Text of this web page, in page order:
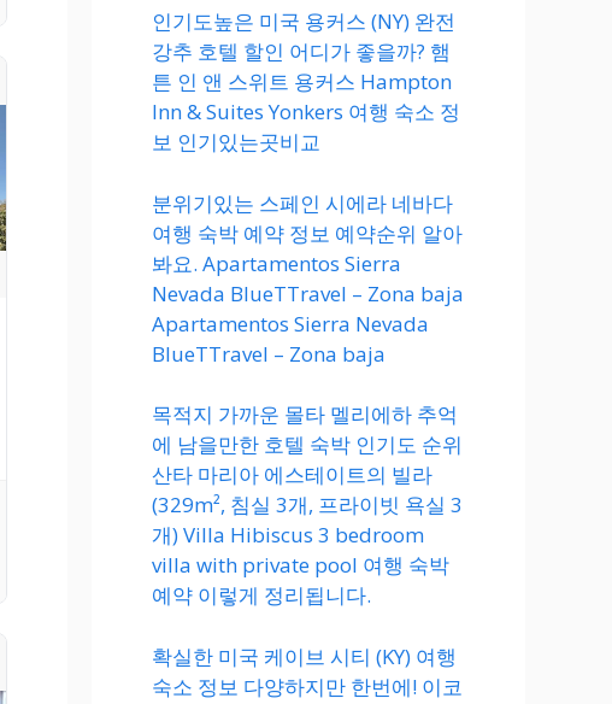
인기도높은 미국 용커스 (NY) 완전
강추 호텔 할인 어디가 좋을까? 햄
튼 인 앤 스위트 용커스 Hampton
Inn & Suites Yonkers 여행 숙소 정
보 인기있는곳비교
분위기있는 스페인 시에라 네바다
여행 숙박 예약 정보 예약순위 알아
봐요. Apartamentos Sierra
Nevada BlueTTravel – Zona baja
Apartamentos Sierra Nevada
BlueTTravel – Zona baja
목적지 가까운 몰타 멜리에하 추억
에 남을만한 호텔 숙박 인기도 순위
산타 마리아 에스테이트의 빌라
(329m², 침실 3개, 프라이빗 욕실 3
개) Villa Hibiscus 3 bedroom
villa with private pool 여행 숙박
예약 이렇게 정리됩니다.
확실한 미국 케이브 시티 (KY) 여행
숙소 정보 다양하지만 한번에! 이코